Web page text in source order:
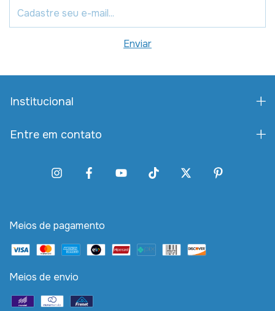
Institucional
Entre em contato
Meios de pagamento
Meios de envio